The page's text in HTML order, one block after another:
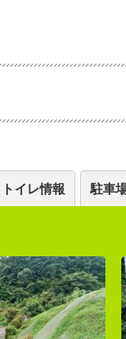
トイレ情報 駐車